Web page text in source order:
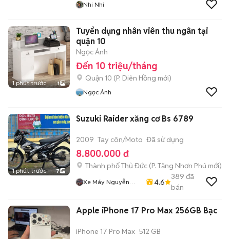
Nhi Nhi
1 phút trước 1
Tuyển dụng nhân viên thu ngân tại
quận 10
Ngọc Ánh
Đến 10 triệu/tháng
Quận 10 (P. Diên Hồng mới)
Ngọc Ánh
1 phút trước 7
Suzuki Raider xăng cơ Bs 6789
2009 Tay côn/Moto Đã sử dụng
8.800.000 đ
Thành phố Thủ Đức (P. Tăng Nhơn Phú mới)
Xe Máy Nguyễn
4.6
389 đã
bán
Apple iPhone 17 Pro Max 256GB Bạc
iPhone 17 Pro Max 512 GB